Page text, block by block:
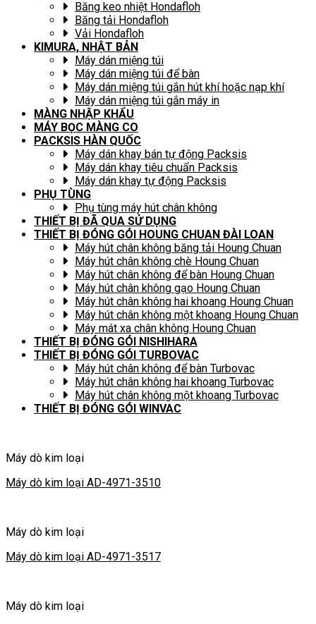
Băng keo nhiệt Hondafloh
Băng tải Hondafloh
Vải Hondafloh
KIMURA, NHẬT BẢN
Máy dán miệng túi
Máy dán miệng túi để bàn
Máy dán miệng túi gắn hút khí hoặc nạp khí
Máy dán miệng túi gắn máy in
MÀNG NHẬP KHẨU
MÁY BỌC MÀNG CO
PACKSIS HÀN QUỐC
Máy dán khay bán tự động Packsis
Máy dán khay tiêu chuẩn Packsis
Máy dán khay tự động Packsis
PHỤ TÙNG
Phụ tùng máy hút chân không
THIẾT BỊ ĐÃ QUA SỬ DỤNG
THIẾT BỊ ĐÓNG GÓI HOUNG CHUAN ĐÀI LOAN
Máy hút chân không băng tải Houng Chuan
Máy hút chân không chè Houng Chuan
Máy hút chân không để bàn Houng Chuan
Máy hút chân không gạo Houng Chuan
Máy hút chân không hai khoang Houng Chuan
Máy hút chân không một khoang Houng Chuan
Máy mát xa chân không Houng Chuan
THIẾT BỊ ĐÓNG GÓI NISHIHARA
THIẾT BỊ ĐÓNG GÓI TURBOVAC
Máy hút chân không để bàn Turbovac
Máy hút chân không hai khoang Turbovac
Máy hút chân không một khoang Turbovac
THIẾT BỊ ĐÓNG GÓI WINVAC
Máy dò kim loại
Máy dò kim loại AD-4971-3510
Máy dò kim loại
Máy dò kim loại AD-4971-3517
Máy dò kim loại